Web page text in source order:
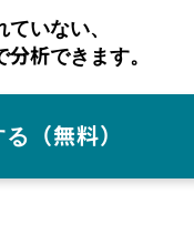
いない、
析できます。
（無料）